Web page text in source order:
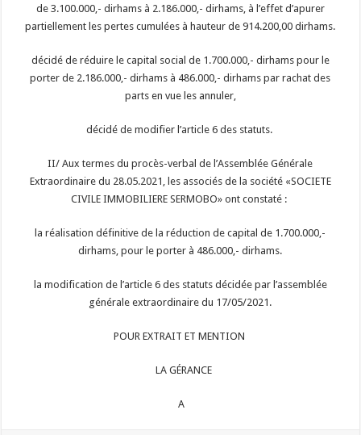
de 3.100.000,- dirhams à 2.186.000,- dirhams, à l’effet d’apurer
partiellement les pertes cumulées à hauteur de 914.200,00 dirhams.
décidé de réduire le capital social de 1.700.000,- dirhams pour le
porter de 2.186.000,- dirhams à 486.000,- dirhams par rachat des
parts en vue les annuler,
décidé de modifier l’article 6 des statuts.
II/ Aux termes du procès-verbal de l’Assemblée Générale
Extraordinaire du 28.05.2021, les associés de la société «SOCIETE
CIVILE IMMOBILIERE SERMOBO» ont constaté :
la réalisation définitive de la réduction de capital de 1.700.000,-
dirhams, pour le porter à 486.000,- dirhams.
la modification de l’article 6 des statuts décidée par l’assemblée
générale extraordinaire du 17/05/2021.
POUR EXTRAIT ET MENTION
LA GÉRANCE
A